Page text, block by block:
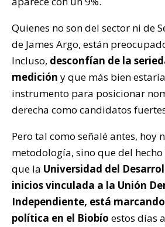
Quienes no son del sector ni de
de James Argo, están
Incluso, desconfían de la
medición y que más bien
instrumento para posicionar
derecha como candidatos
Pero tal como señalé antes, hoy
metodología, sino que del
que la Universidad del
inicios vinculada a la Unión
Independiente, está
política en el Biobío estos días